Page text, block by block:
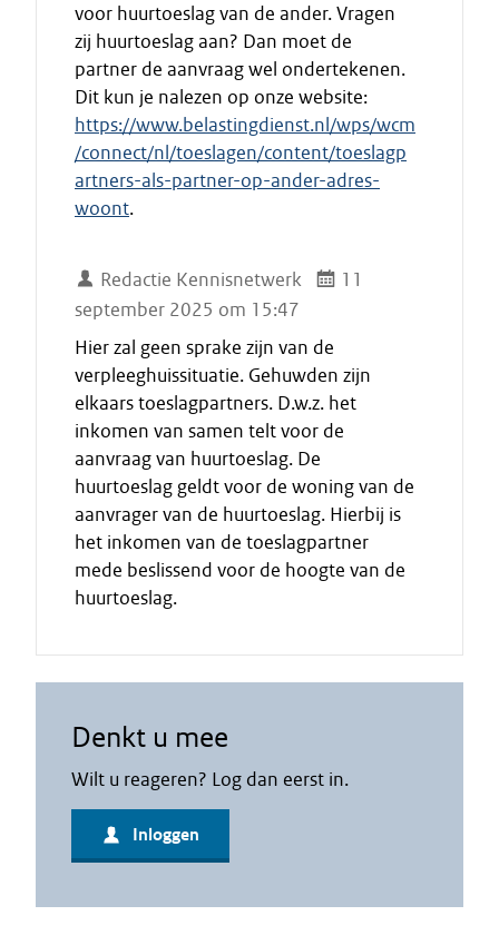
voor huurtoeslag van de ander. Vragen
zij huurtoeslag aan? Dan moet de
partner de aanvraag wel ondertekenen.
Dit kun je nalezen op onze website:
https://www.belastingdienst.nl/wps/wcm
/connect/nl/toeslagen/content/toeslagp
artners-als-partner-op-ander-adres-
woont.
Redactie Kennisnetwerk
11
september 2025 om 15:47
Hier zal geen sprake zijn van de
verpleeghuissituatie. Gehuwden zijn
elkaars toeslagpartners. D.w.z. het
inkomen van samen telt voor de
aanvraag van huurtoeslag. De
huurtoeslag geldt voor de woning van de
aanvrager van de huurtoeslag. Hierbij is
het inkomen van de toeslagpartner
mede beslissend voor de hoogte van de
huurtoeslag.
Denkt u mee
Wilt u reageren? Log dan eerst in.
Inloggen